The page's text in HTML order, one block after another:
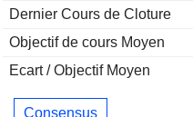
Dernier Cours de Cloture
Objectif de cours Moyen
Ecart / Objectif Moyen
Consensus